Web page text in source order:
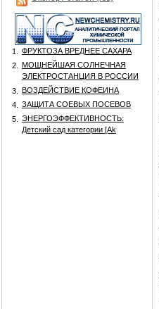
1.
ФРУКТОЗА ВРЕДНЕЕ САХАРА
2.
МОЩНЕЙШАЯ СОЛНЕЧНАЯ
ЭЛЕКТРОСТАНЦИЯ В РОССИИ
3.
ВОЗДЕЙСТВИЕ КОФЕИНА
4.
ЗАЩИТА СОЕВЫХ ПОСЕВОВ
5.
ЭНЕРГОЭФФЕКТИВНОСТЬ:
Детский сад категории [Аk